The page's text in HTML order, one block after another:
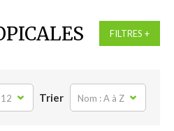
FILTRES
12 Trier Nom : A à Z